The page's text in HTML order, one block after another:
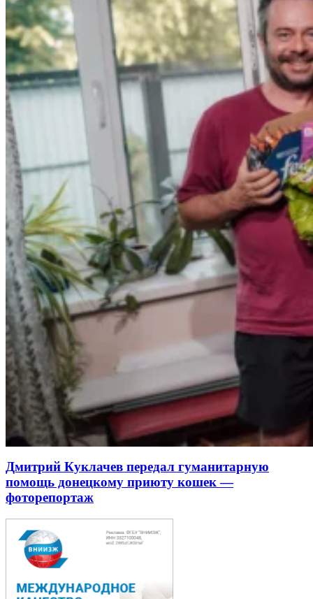
Дмитрий Куклачев передал гуманитарную
помощь донецкому приюту кошек —
фоторепортаж